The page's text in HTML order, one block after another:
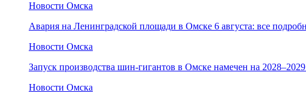
Новости Омска
Авария на Ленинградской площади в Омске 6 августа: все
Новости Омска
Запуск производства шин-гигантов в Омске намечен на
Новости Омска